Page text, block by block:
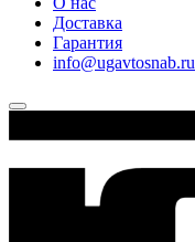
Доставка
Гарантия
info@ugavtosnab.ru